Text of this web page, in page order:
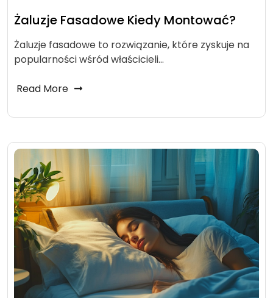
Żaluzje Fasadowe Kiedy Montować?
Żaluzje fasadowe to rozwiązanie, które zyskuje na
popularności wśród właścicieli…
Read More